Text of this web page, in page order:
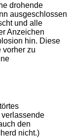
drohende
ausgeschlossen
und alle
Anzeichen
hin. Diese
vorher zu
den
nicht.)